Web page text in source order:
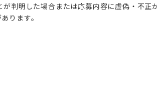
判明した場合または応募内容に虚偽・不正
ります。